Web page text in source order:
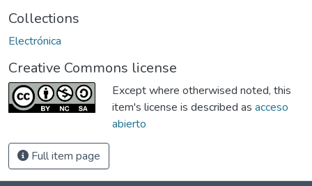
Collections
Electrónica
Creative Commons license
Except where otherwised noted, this
item's license is described as acceso
abierto
Full item page